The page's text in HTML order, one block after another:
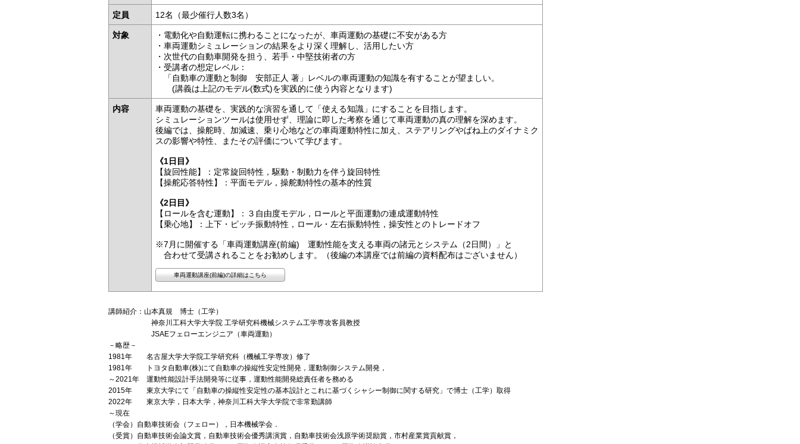
定員 12名（最少催行人数3名）
対象
・電動化や自動運転に携わることになったが、車両運動の基礎に不安がある方
・車両運動シミュレーションの結果をより深く理解し、活用したい方
・次世代の自動車開発を担う、若手・中堅技術者の方
・受講者の想定レベル：
「自動車の運動と制御 安部正人 著」レベルの車両運動の知識を有することが望ましい。
(講義は上記のモデル(数式)を実践的に使う内容となります)
内容
車両運動の基礎を、実践的な演習を通して「使える知識」にすることを目指します。
シミュレーションツールは使用せず、理論に即した考察を通じて車両運動の真の理解を深めます。
後編では、操舵時、加減速、乗り心地などの車両運動特性に加え、ステアリングやばね上のダイナミク
スの影響や特性、またその評価について学びます。
《1日目》
【旋回性能】：定常旋回特性，駆動・制動力を伴う旋回特性
【操舵応答特性】：平面モデル，操舵動特性の基本的性質
《2日目》
【ロールを含む運動】：３自由度モデル，ロールと平面運動の連成運動特性
【乗心地】：上下・ピッチ振動特性，ロール・左右振動特性，操安性とのトレードオフ
※7月に開催する「車両運動講座(前編) 運動性能を支える車両の諸元とシステム（2日間）」と
合わせて受講されることをお勧めします。（後編の本講座では前編の資料配布はございません）
車両運動講座(前編)の詳細はこちら
講師紹介：山本真規 博士（工学）
神奈川工科大学大学院 工学研究科機械システム工学専攻客員教授
JSAEフェローエンジニア（車両運動）
－略歴－
1981年 名古屋大学大学院工学研究科（機械工学専攻）修了
1981年 トヨタ自動車(株)にて自動車の操縦性安定性開発，運動制御システム開発，
～2021年 運動性能設計手法開発等に従事，運動性能開発総責任者を務める
2015年 東京大学にて「自動車の操縦性安定性の基本設計とこれに基づくシャシー制御に関する研究」で博士（工学）取得
2022年 東京大学，日本大学，神奈川工科大学大学院で非常勤講師
～現在
（学会）自動車技術会（フェロー），日本機械学会．
（受賞）自動車技術会論文賞，自動車技術会優秀講演賞，自動車技術会浅原学術奨励賞，市村産業賞貢献賞，